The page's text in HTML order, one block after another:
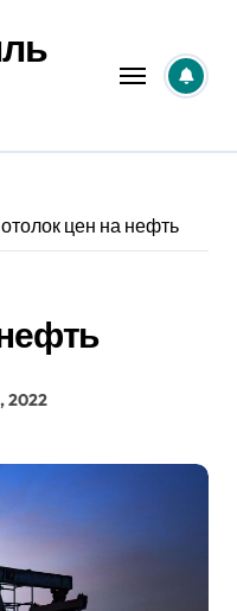
цен на нефть
2022